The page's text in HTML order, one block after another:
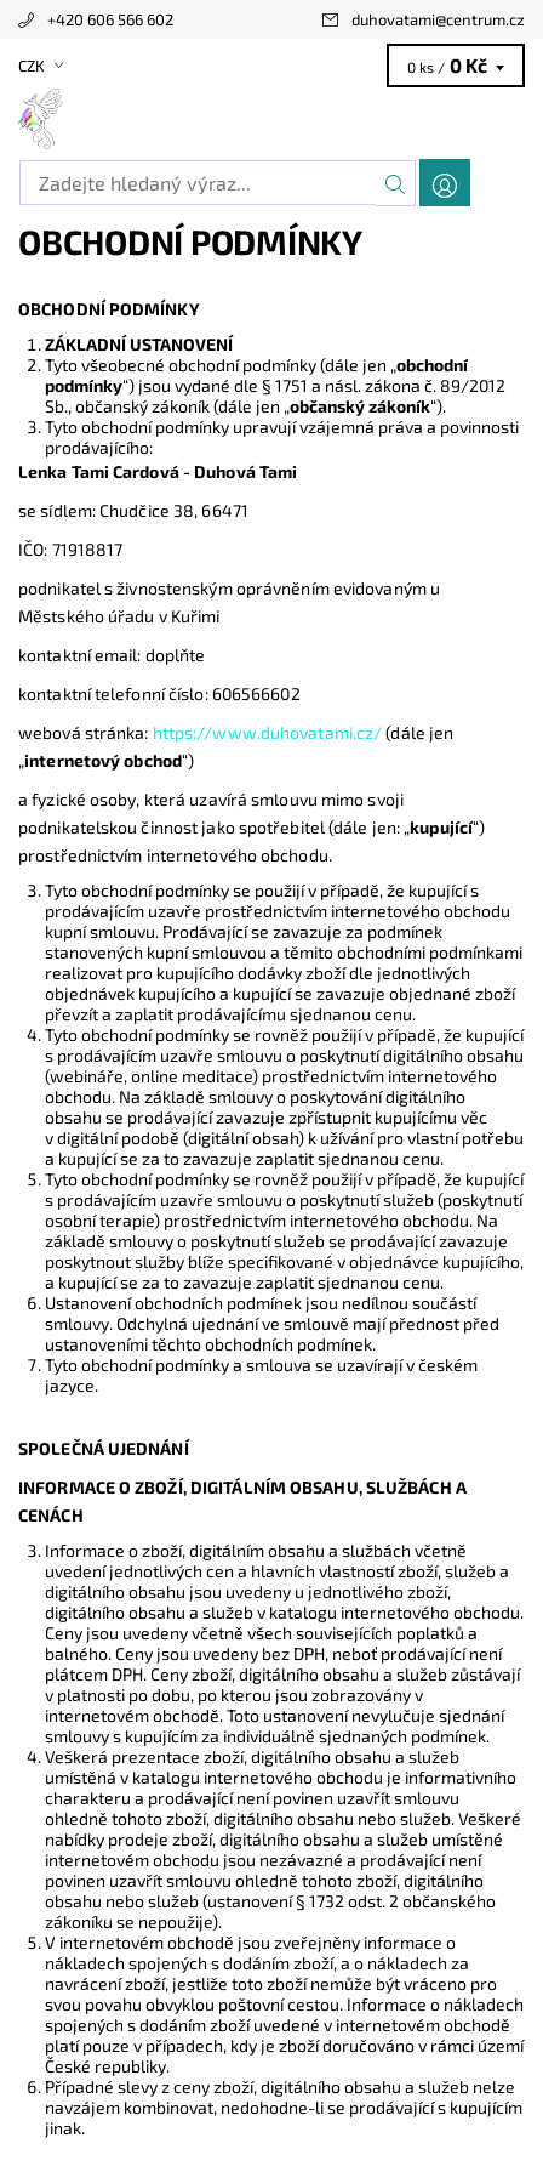
+420 606 566 602 duhovatami@centrum.cz
CZK 0 ks / 0 Kč
OBCHODNÍ PODMÍNKY
OBCHODNÍ PODMÍNKY
ZÁKLADNÍ USTANOVENÍ
Tyto všeobecné obchodní podmínky (dále jen „obchodní
podmínky“) jsou vydané dle § 1751 a násl. zákona č. 89/2012
Sb., občanský zákoník (dále jen „občanský zákoník“).
Tyto obchodní podmínky upravují vzájemná práva a povinnosti
prodávajícího:
Lenka Tami Cardová - Duhová Tami
se sídlem: Chudčice 38, 66471
IČO: 71918817
podnikatel s živnostenským oprávněním evidovaným u
Městského úřadu v Kuřimi
kontaktní email: doplňte
kontaktní telefonní číslo: 606566602
webová stránka: https://www.duhovatami.cz/(dále jen
„internetový obchod“)
a fyzické osoby, která uzavírá smlouvu mimo svoji
podnikatelskou činnost jako spotřebitel (dále jen: „kupující“)
prostřednictvím internetového obchodu.
Tyto obchodní podmínky se použijí v případě, že kupující s
prodávajícím uzavře prostřednictvím internetového obchodu
kupní smlouvu. Prodávající se zavazuje za podmínek
stanovených kupní smlouvou a těmito obchodními podmínkami
realizovat pro kupujícího dodávky zboží dle jednotlivých
objednávek kupujícího a kupující se zavazuje objednané zboží
převzít a zaplatit prodávajícímu sjednanou cenu.
Tyto obchodní podmínky se rovněž použijí v případě, že kupující
s prodávajícím uzavře smlouvu o poskytnutí digitálního obsahu
(webináře, online meditace) prostřednictvím internetového
obchodu. Na základě smlouvy o poskytování digitálního
obsahu se prodávající zavazuje zpřístupnit kupujícímu věc
v digitální podobě (digitální obsah) k užívání pro vlastní potřebu
a kupující se za to zavazuje zaplatit sjednanou cenu.
Tyto obchodní podmínky se rovněž použijí v případě, že kupující
s prodávajícím uzavře smlouvu o poskytnutí služeb (poskytnutí
osobní terapie) prostřednictvím internetového obchodu. Na
základě smlouvy o poskytnutí služeb se prodávající zavazuje
poskytnout služby blíže specifikované v objednávce kupujícího,
a kupující se za to zavazuje zaplatit sjednanou cenu.
Ustanovení obchodních podmínek jsou nedílnou součástí
smlouvy. Odchylná ujednání ve smlouvě mají přednost před
ustanoveními těchto obchodních podmínek.
Tyto obchodní podmínky a smlouva se uzavírají v českém
jazyce.
SPOLEČNÁ UJEDNÁNÍ
INFORMACE O ZBOŽÍ, DIGITÁLNÍM OBSAHU, SLUŽBÁCH A
CENÁCH
Informace o zboží, digitálním obsahu a službách včetně
uvedení jednotlivých cen a hlavních vlastností zboží, služeb a
digitálního obsahu jsou uvedeny u jednotlivého zboží,
digitálního obsahu a služeb v katalogu internetového obchodu.
Ceny jsou uvedeny včetně všech souvisejících poplatků a
balného. Ceny jsou uvedeny bez DPH, neboť prodávající není
plátcem DPH. Ceny zboží, digitálního obsahu a služeb zůstávají
v platnosti po dobu, po kterou jsou zobrazovány v
internetovém obchodě. Toto ustanovení nevylučuje sjednání
smlouvy s kupujícím za individuálně sjednaných podmínek.
Veškerá prezentace zboží, digitálního obsahu a služeb
umístěná v katalogu internetového obchodu je informativního
charakteru a prodávající není povinen uzavřít smlouvu
ohledně tohoto zboží, digitálního obsahu nebo služeb. Veškeré
nabídky prodeje zboží, digitálního obsahu a služeb umístěné
internetovém obchodu jsou nezávazné a prodávající není
povinen uzavřít smlouvu ohledně tohoto zboží, digitálního
obsahu nebo služeb (ustanovení § 1732 odst. 2 občanského
zákoníku se nepoužije).
V internetovém obchodě jsou zveřejněny informace o
nákladech spojených s dodáním zboží, a o nákladech za
navrácení zboží, jestliže toto zboží nemůže být vráceno pro
svou povahu obvyklou poštovní cestou. Informace o nákladech
spojených s dodáním zboží uvedené v internetovém obchodě
platí pouze v případech, kdy je zboží doručováno v rámci území
České republiky.
Případné slevy z ceny zboží, digitálního obsahu a služeb nelze
navzájem kombinovat, nedohodne-li se prodávající s kupujícím
jinak.